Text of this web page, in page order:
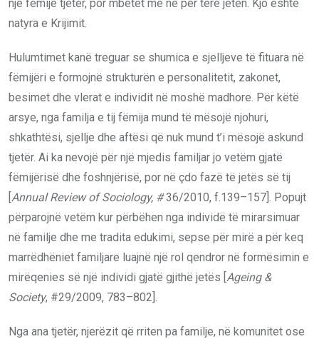
një fëmijë tjetër, por mbetet me ne për tërë jetën. Kjo është
natyra e Krijimit.
Hulumtimet kanë treguar se shumica e sjelljeve të fituara në
fëmijëri e formojnë strukturën e personalitetit, zakonet,
besimet dhe vlerat e individit në moshë madhore. Për këtë
arsye, nga familja e tij fëmija mund të mësojë njohuri,
shkathtësi, sjellje dhe aftësi që nuk mund t’i mësojë askund
tjetër. Ai ka nevojë për një mjedis familjar jo vetëm gjatë
fëmijërisë dhe foshnjërisë, por në çdo fazë të jetës së tij
[Annual Review of Sociology, #36/2010, f.139–157]. Popujt
përparojnë vetëm kur përbëhen nga individë të mirarsimuar
në familje dhe me tradita edukimi, sepse për mirë a për keq
marrëdhëniet familjare luajnë një rol qendror në formësimin e
mirëqenies së një individi gjatë gjithë jetës [Ageing &
Society, #29/2009, 783–802].
Nga ana tjetër, njerëzit që rriten pa familje, në komunitet ose